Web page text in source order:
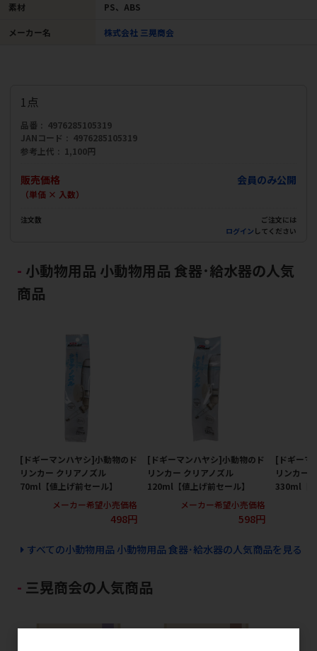
素材 PS、ABS
メーカー名 株式会社 三晃商会
1点
品番
4976285105319
JANコード
4976285105319
参考上代
1,100円
販売価格
（単価 × 入数）
会員のみ公開
注文数
ご注文には
ログイン してください
小動物用品 小動物用品 食器･給水器の人気
商品
[ドギーマンハヤシ]小動物のド
リンカー クリアノズル
70ml【値上げ前セール】
メーカー希望小売価格
498円
[ドギーマンハヤシ]小動物のド
リンカー クリアノズル
120ml【値上げ前セール】
メーカー希望小売価格
598円
[ドギーマ
リンカー
330ml【
すべての小動物用品 小動物用品 食器･給水器の人気商品を見る
三晃商会の人気商品